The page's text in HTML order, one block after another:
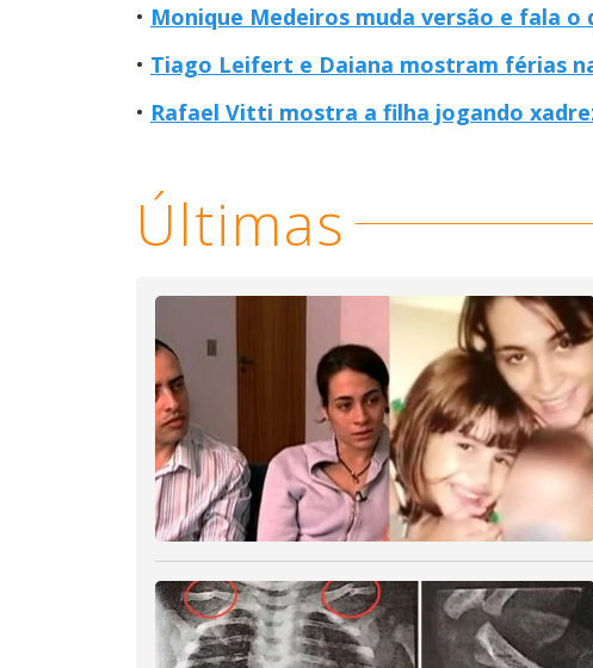
Monique Medeiros muda versão e fala o
Tiago Leifert e Daiana mostram férias
Rafael Vitti mostra a filha jogando
Últimas